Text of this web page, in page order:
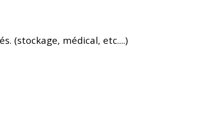
(stockage, médical, etc....)